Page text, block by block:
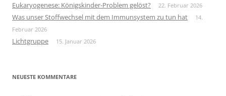
Eukaryogenese: Königskinder-Problem gelöst? 22. Februar 2026
Was unser Stoffwechsel mit dem Immunsystem zu tun hat
14.
Februar 2026
Lichtgruppe 15. Januar 2026
NEUESTE KOMMENTARE